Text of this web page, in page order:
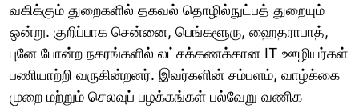
வகிக்கும் துறைகளில் தகவல் தொழில்நுட்பத் துறையும்
ஒன்று. குறிப்பாக சென்னை, பெங்களூரு, ஹைதராபாத்,
புனே போன்ற நகரங்களில் லட்சக்கணக்கான IT ஊழியர்கள்
பணியாற்றி வருகின்றனர். இவர்களின் சம்பளம், வாழ்க்கை
முறை மற்றும் செலவுப் பழக்கங்கள் பல்வேறு வணிக